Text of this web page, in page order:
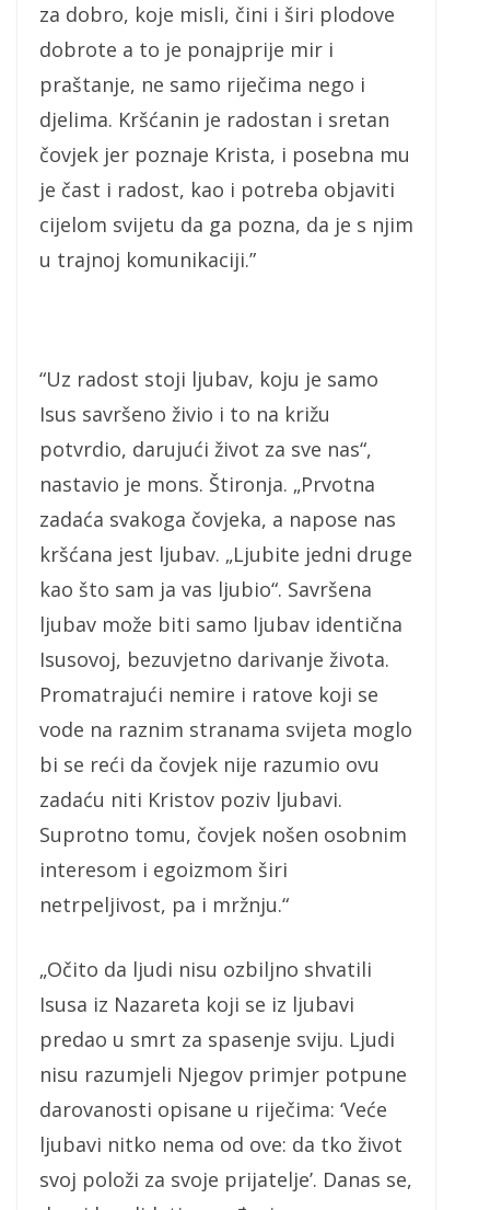
za dobro, koje misli, čini i širi plodove
dobrote a to je ponajprije mir i
praštanje, ne samo riječima nego i
djelima. Kršćanin je radostan i sretan
čovjek jer poznaje Krista, i posebna mu
je čast i radost, kao i potreba objaviti
cijelom svijetu da ga pozna, da je s njim
u trajnoj komunikaciji.”
“Uz radost stoji ljubav, koju je samo
Isus savršeno živio i to na križu
potvrdio, darujući život za sve nas“,
nastavio je mons. Štironja. „Prvotna
zadaća svakoga čovjeka, a napose nas
kršćana jest ljubav. „Ljubite jedni druge
kao što sam ja vas ljubio“. Savršena
ljubav može biti samo ljubav identična
Isusovoj, bezuvjetno darivanje života.
Promatrajući nemire i ratove koji se
vode na raznim stranama svijeta moglo
bi se reći da čovjek nije razumio ovu
zadaću niti Kristov poziv ljubavi.
Suprotno tomu, čovjek nošen osobnim
interesom i egoizmom širi
netrpeljivost, pa i mržnju.“
„Očito da ljudi nisu ozbiljno shvatili
Isusa iz Nazareta koji se iz ljubavi
predao u smrt za spasenje sviju. Ljudi
nisu razumjeli Njegov primjer potpune
darovanosti opisane u riječima: ‘Veće
ljubavi nitko nema od ove: da tko život
svoj položi za svoje prijatelje’. Danas se,